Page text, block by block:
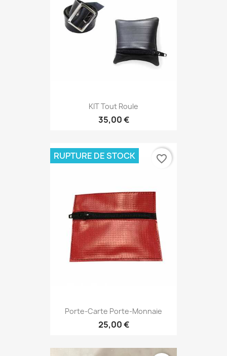
KIT Tout Roule
35,00 €
Porte-Carte Porte-Monnaie
25,00 €
RUPTURE DE STOCK favorite_border